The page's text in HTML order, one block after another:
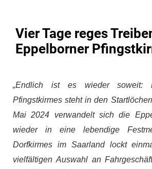
Vier Tage reges
Eppelborner
„Endlich ist es wieder soweit:
Pfingstkirmes steht in den
Mai 2024 verwandelt sich die
wieder in eine lebendige
Dorfkirmes im Saarland lockt
vielfältigen Auswahl an